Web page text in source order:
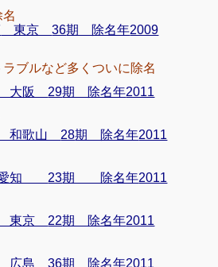
東京36期 除名年2009
ブルなど多くついに除名
大阪 29期 除名年2011
和歌山 28期 除名年2011
知 23期 除名年2011
東京 22期 除名年2011
広島36期 除名年2011